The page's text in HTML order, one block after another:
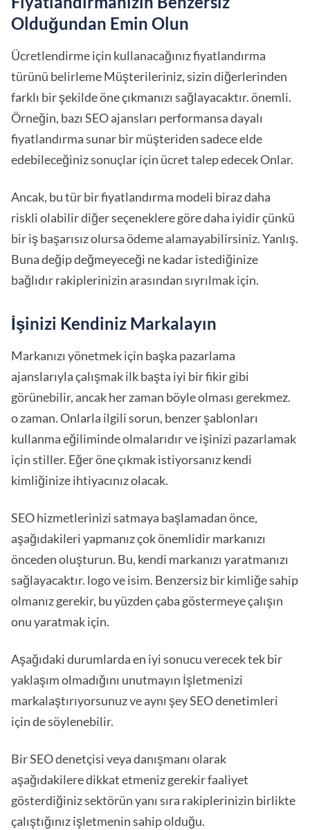
Olduğundan Emin Olun
Ücretlendirme için kullanacağınız fiyatlandırma
türünü belirleme Müşterileriniz, sizin diğerlerinden
farklı bir şekilde öne çıkmanızı sağlayacaktır. önemli.
Örneğin, bazı SEO ajansları performansa dayalı
fiyatlandırma sunar bir müşteriden sadece elde
edebileceğiniz sonuçlar için ücret talep edecek Onlar.
Ancak, bu tür bir fiyatlandırma modeli biraz daha
riskli olabilir diğer seçeneklere göre daha iyidir çünkü
bir iş başarısız olursa ödeme alamayabilirsiniz. Yanlış.
Buna değip değmeyeceği ne kadar istediğinize
bağlıdır rakiplerinizin arasından sıyrılmak için.
İşinizi Kendiniz Markalayın
Markanızı yönetmek için başka pazarlama
ajanslarıyla çalışmak ilk başta iyi bir fikir gibi
görünebilir, ancak her zaman böyle olması gerekmez.
o zaman. Onlarla ilgili sorun, benzer şablonları
kullanma eğiliminde olmalarıdır ve işinizi pazarlamak
için stiller. Eğer öne çıkmak istiyorsanız kendi
kimliğinize ihtiyacınız olacak.
SEO hizmetlerinizi satmaya başlamadan önce,
aşağıdakileri yapmanız çok önemlidir markanızı
önceden oluşturun. Bu, kendi markanızı yaratmanızı
sağlayacaktır. logo ve isim. Benzersiz bir kimliğe sahip
olmanız gerekir, bu yüzden çaba göstermeye çalışın
onu yaratmak için.
Aşağıdaki durumlarda en iyi sonucu verecek tek bir
yaklaşım olmadığını unutmayın İşletmenizi
markalaştırıyorsunuz ve aynı şey SEO denetimleri
için de söylenebilir.
Bir SEO denetçisi veya danışmanı olarak
aşağıdakilere dikkat etmeniz gerekir faaliyet
gösterdiğiniz sektörün yanı sıra rakiplerinizin birlikte
çalıştığınız işletmenin sahip olduğu.